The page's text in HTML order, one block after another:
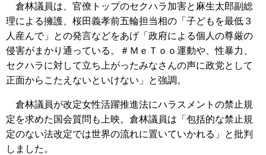
倉林議員は、官僚トップのセクハラ加害と麻生太郎副総
理による擁護、桜田義孝前五輪担当相の「子どもを最低３
人産んで」との発言などをあげ「政府による個人の尊厳の
侵害がまかり通っている。＃ＭｅＴｏｏ運動や、性暴力、
セクハラに対して立ち上がったみなさんの声に政党として
正面からこたえないといけない」と強調。
倉林議員が改定女性活躍推進法にハラスメントの禁止規
定を求めた国会質問も上映。倉林議員は「包括的な禁止規
定のない法改定では世界の流れに置いていかれる」と批判
しました。